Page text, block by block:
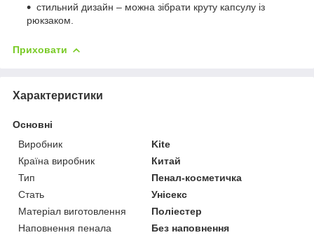
стильний дизайн – можна зібрати круту капсулу із
рюкзаком.
Приховати
Характеристики
Основні
Виробник
Kite
Країна виробник
Китай
Тип
Пенал-косметичка
Стать
Унісекс
Матеріал виготовлення
Поліестер
Наповнення пенала
Без наповнення